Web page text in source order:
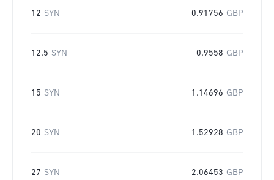
12 SYN 0.91756 GBP
12.5 SYN 0.9558 GBP
15 SYN 1.14696 GBP
20 SYN 1.52928 GBP
27 SYN 2.06453 GBP